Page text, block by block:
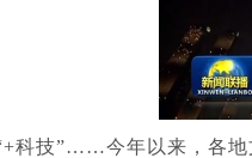
科技”……今年以来，各